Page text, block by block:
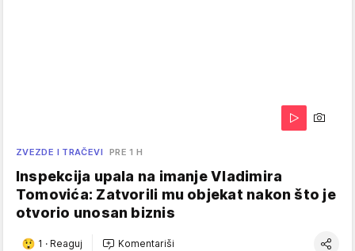
ZVEZDE I TRAČEVI PRE 1 H
Inspekcija upala na imanje Vladimira
Tomovića: Zatvorili mu objekat nakon što je
otvorio unosan biznis
1 · Reaguj Komentariši